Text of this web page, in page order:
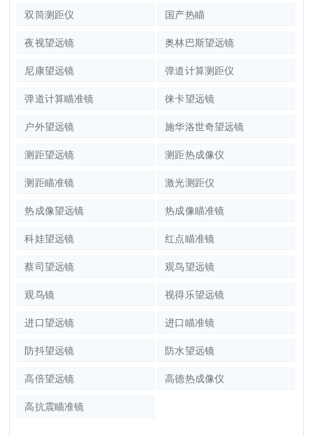
双筒测距仪 国产热瞄
夜视望远镜 奥林巴斯望远镜
尼康望远镜 弹道计算测距仪
弹道计算瞄准镜 徕卡望远镜
户外望远镜 施华洛世奇望远镜
测距望远镜 测距热成像仪
测距瞄准镜 激光测距仪
热成像望远镜 热成像瞄准镜
科娃望远镜 红点瞄准镜
蔡司望远镜 观鸟望远镜
观鸟镜 视得乐望远镜
进口望远镜 进口瞄准镜
防抖望远镜 防水望远镜
高倍望远镜 高德热成像仪
高抗震瞄准镜